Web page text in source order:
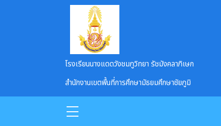
Skip to main content
โรงเรียนนางแดดวังชมภูวิทยา รัชมังคลาภิเษก
สำนักงานเขตพื้นที่การศึกษามัธยมศึกษาชัยภูมิ